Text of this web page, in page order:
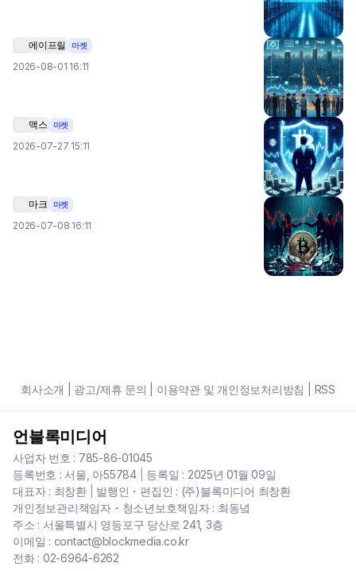
에이프릴 마켓
2026-08-01 16:11
맥스 마켓
2026-07-27 15:11
마크 마켓
2026-07-08 16:11
회사소개 광고/제휴 문의 이용약관 및 개인정보처리방침 RSS
언블록미디어
사업자 번호 : 785-86-01045
등록번호 : 서울, 아55784| 등록일 : 2025년 01월 09일
대표자 : 최창환| 발행인・편집인 : (주)블록미디어 최창환
개인정보관리책임자・청소년보호책임자 : 최동녘
주소 : 서울특별시 영등포구 당산로 241, 3층
이메일 : contact@blockmedia.co.kr
전화 : 02-6964-6262